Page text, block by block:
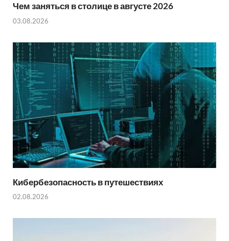
Чем заняться в столице в августе 2026
03.08.2026
Кибербезопасность в путешествиях
02.08.2026